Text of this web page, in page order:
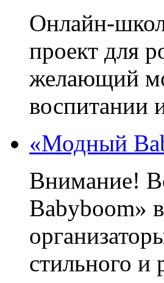
Онлайн-
проект для
желающий
воспитании
«Модный
Внимание!
Babyboom»
стильного и